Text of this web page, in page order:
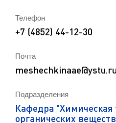
Подразделения
Кафедра "Химическая
органических
Телефон
+7 (4852) 44-12-30
Почта
meshechkinaae@ystu.ru